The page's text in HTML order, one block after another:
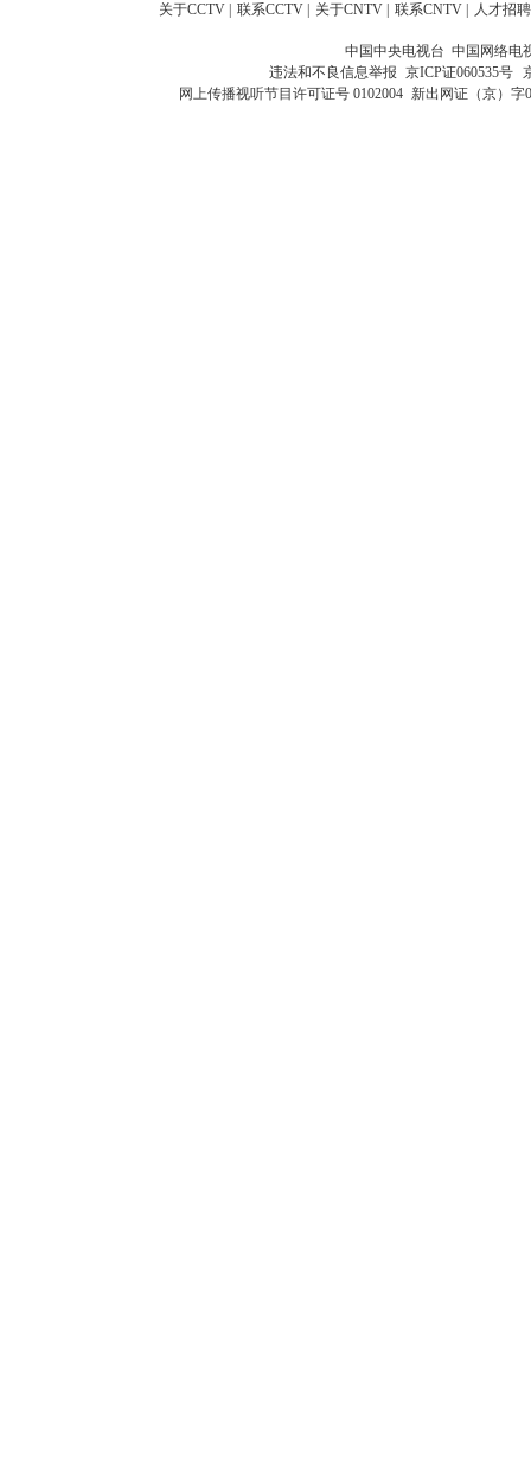
关于CCTV 联系CCTV 关于CNTV 联系CNTV 人才招聘
中国中央电视台 中国网络电
违法和不良信息举报 京ICP证060535号
网上传播视听节目许可证号 0102004 新出网证（京）